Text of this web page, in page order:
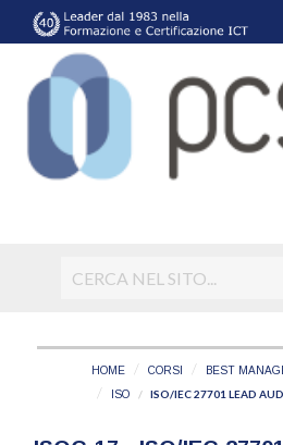
HOME CORSI
BEST
ISO
ISO/IEC 27701 LEAD